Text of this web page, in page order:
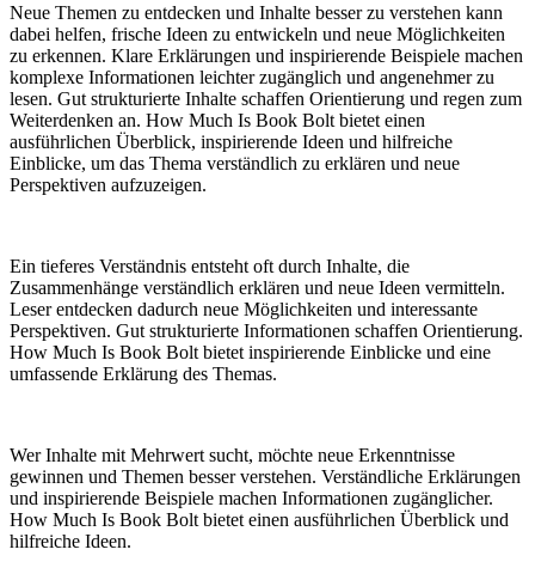
Neue Themen zu entdecken und Inhalte besser zu verstehen kann
dabei helfen, frische Ideen zu entwickeln und neue Möglichkeiten
zu erkennen. Klare Erklärungen und inspirierende Beispiele machen
komplexe Informationen leichter zugänglich und angenehmer zu
lesen. Gut strukturierte Inhalte schaffen Orientierung und regen zum
Weiterdenken an. How Much Is Book Bolt bietet einen
ausführlichen Überblick, inspirierende Ideen und hilfreiche
Einblicke, um das Thema verständlich zu erklären und neue
Perspektiven aufzuzeigen.
Ein tieferes Verständnis entsteht oft durch Inhalte, die
Zusammenhänge verständlich erklären und neue Ideen vermitteln.
Leser entdecken dadurch neue Möglichkeiten und interessante
Perspektiven. Gut strukturierte Informationen schaffen Orientierung.
How Much Is Book Bolt bietet inspirierende Einblicke und eine
umfassende Erklärung des Themas.
Wer Inhalte mit Mehrwert sucht, möchte neue Erkenntnisse
gewinnen und Themen besser verstehen. Verständliche Erklärungen
und inspirierende Beispiele machen Informationen zugänglicher.
How Much Is Book Bolt bietet einen ausführlichen Überblick und
hilfreiche Ideen.